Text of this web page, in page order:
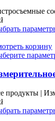
корзину
продукты |